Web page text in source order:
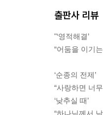
출판사 리뷰
"‘영적해결’
“어둠을 이기
‘순종의 전제’
“사랑하면 너
‘낮추실 때’